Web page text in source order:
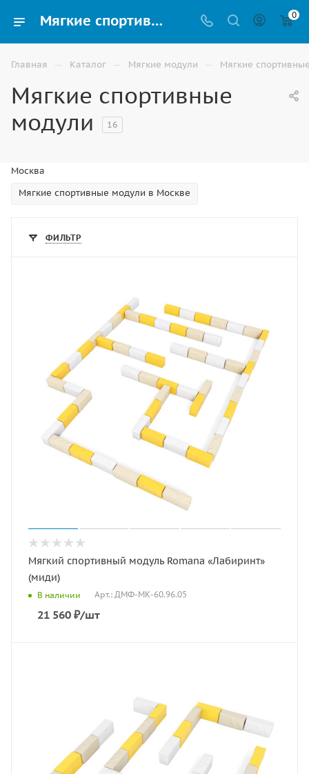
Мягкие спортивные модули для детей купить по низким ценам в Москве 0
Главная — Каталог — Мягкие модули — Мягкие
Мягкие спортивные
модули
16
Москва
Мягкие спортивные модули в Москве
ФИЛЬТР
Мягкий спортивный модуль Romana «Лабиринт»
(миди)
В наличии Арт.: ДМФ-МК-60.96.05
21 560 ₽/шт